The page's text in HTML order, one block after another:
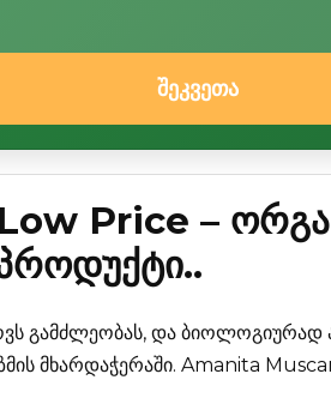
შეკვეთა
Price –
გამძლეობას, და ბიოლოგიურად
მხარდაჭერაში. Amanita